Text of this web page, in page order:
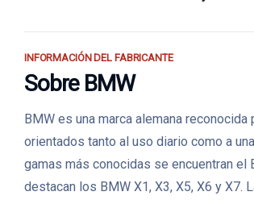
INFORMACIÓN DEL FABRICANTE
Sobre BMW
BMW es una marca alemana
orientados tanto al uso diario como a
gamas más conocidas se encuentran el
destacan los BMW X1, X3, X5, X6 y